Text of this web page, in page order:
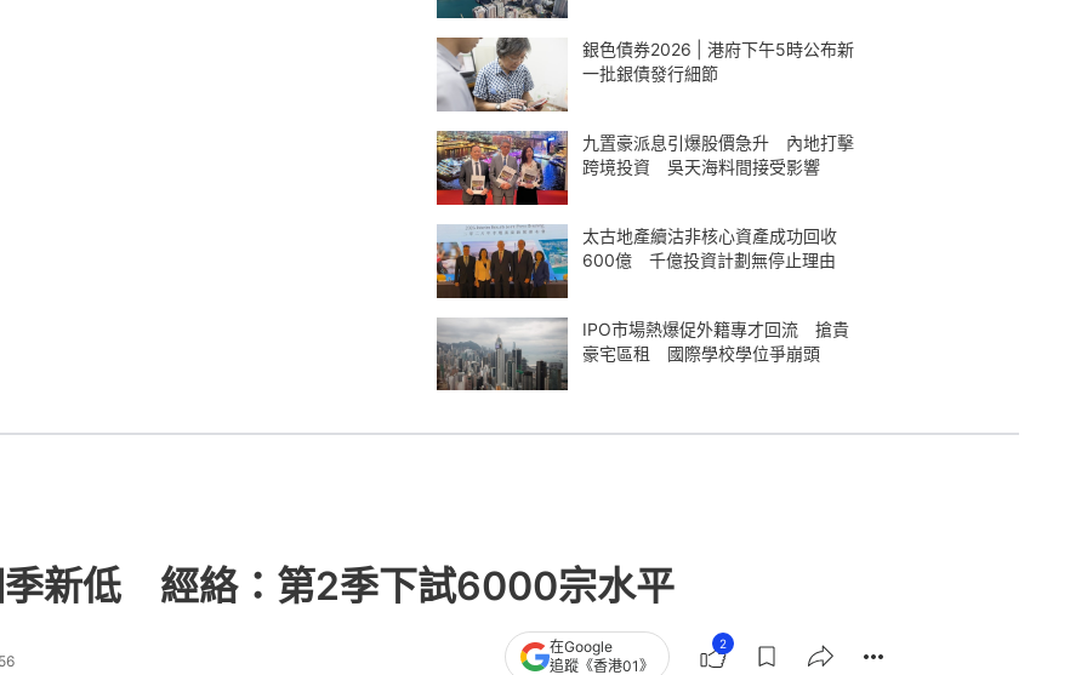
銀色債券2026 | 港府下午5時公布新
一批銀債發行細節
九置豪派息引爆股價急升 內地打擊
跨境投資 吳天海料間接受影響
太古地產續沽非核心資產成功回收
600億 千億投資計劃無停止理由
IPO市場熱爆促外籍專才回流 搶貴
豪宅區租 國際學校學位爭崩頭
季新低 經絡：第2季下試6000宗水平
在Google
追蹤《香港01》